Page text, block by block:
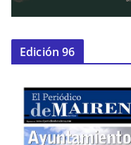
Edición 96